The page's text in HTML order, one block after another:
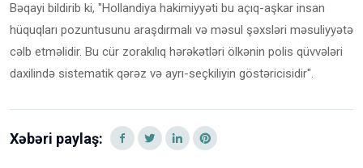
Bəqayi bildirib ki, "Hollandiya hakimiyyəti bu açıq-aşkar insan
hüquqları pozuntusunu araşdırmalı və məsul şəxsləri məsuliyyətə
cəlb etməlidir. Bu cür zorakılıq hərəkətləri ölkənin polis qüvvələri
daxilində sistematik qərəz və ayrı-seçkiliyin göstəricisidir".
Xəbəri paylaş: